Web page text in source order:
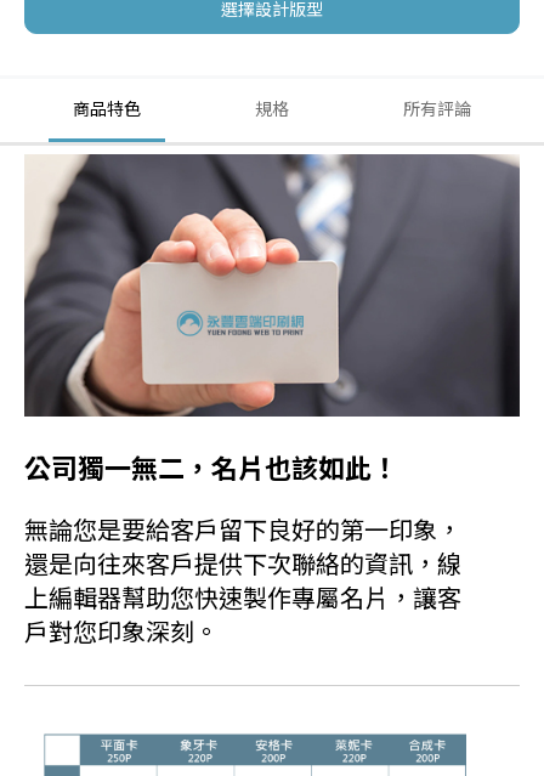
選擇設計版型
商品特色
公司獨一無二，名片也該如此！
無論您是要給客戶留下良好的第一印象，
還是向往來客戶提供下次聯絡的資訊，線
上編輯器幫助您快速製作專屬名片，讓客
戶對您印象深刻。
規格 所有評論